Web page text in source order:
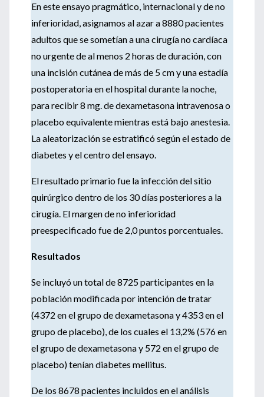
En este ensayo pragmático, internacional y de no
inferioridad, asignamos al azar a 8880 pacientes
adultos que se sometían a una cirugía no cardíaca
no urgente de al menos 2 horas de duración, con
una incisión cutánea de más de 5 cm y una estadía
postoperatoria en el hospital durante la noche,
para recibir 8 mg. de dexametasona intravenosa o
placebo equivalente mientras está bajo anestesia.
La aleatorización se estratificó según el estado de
diabetes y el centro del ensayo.
El resultado primario fue la infección del sitio
quirúrgico dentro de los 30 días posteriores a la
cirugía. El margen de no inferioridad
preespecificado fue de 2,0 puntos porcentuales.
Resultados
Se incluyó un total de 8725 participantes en la
población modificada por intención de tratar
(4372 en el grupo de dexametasona y 4353 en el
grupo de placebo), de los cuales el 13,2% (576 en
el grupo de dexametasona y 572 en el grupo de
placebo) tenían diabetes mellitus.
De los 8678 pacientes incluidos en el análisis